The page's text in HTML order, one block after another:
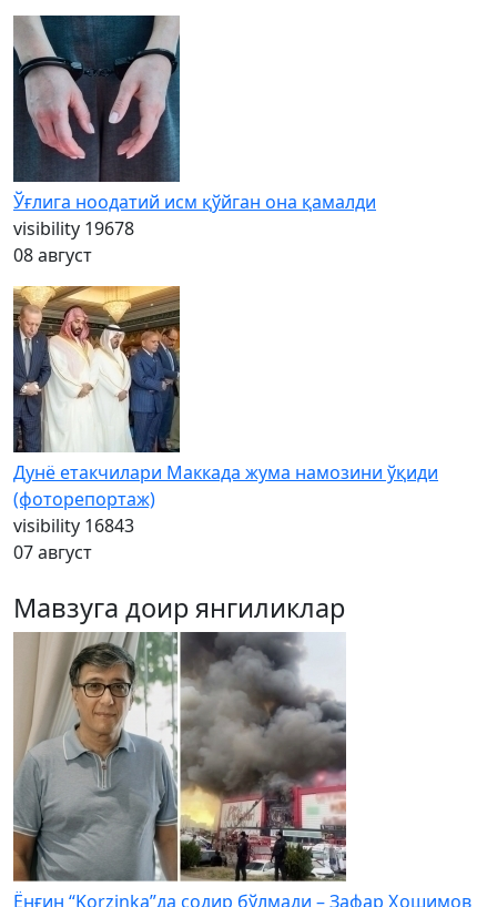
Ўғлига ноодатий исм қўйган она қамалди
visibility 19678
08 август
Дунё етакчилари Маккада жума намозини ўқиди
(фоторепортаж)
visibility 16843
07 август
Мавзуга доир янгиликлар
Ёнғин “Korzinka”да содир бўлмади – Зафар Ҳошимов